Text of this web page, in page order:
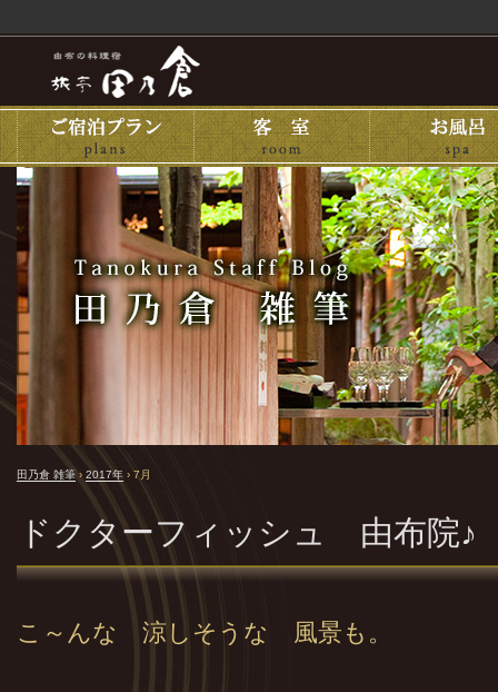
田乃倉 雑筆 › 2017年 › 7月
ドクターフィッシュ 由布院♪
こ～んな 涼しそうな 風景も。